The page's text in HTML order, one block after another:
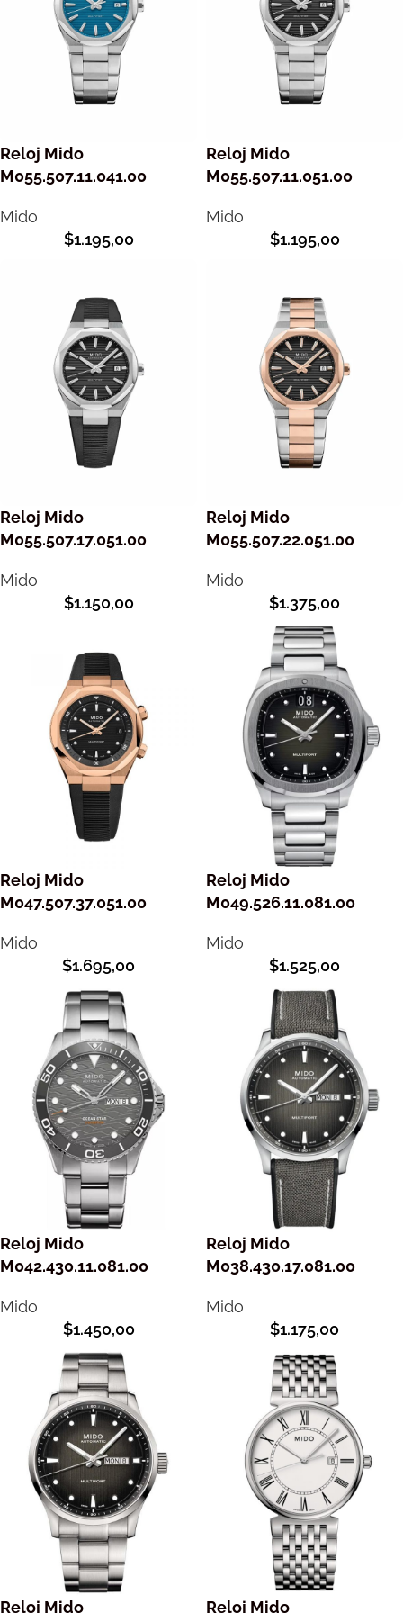
Reloj Mido
M055.507.11.041.00
Mido
$1.195,00
Reloj Mido
M055.507.11.051.00
Mido
$1.195,00
Reloj Mido
M055.507.17.051.00
Mido
$1.150,00
Reloj Mido
M055.507.22.051.00
Mido
$1.375,00
Reloj Mido
M047.507.37.051.00
Mido
$1.695,00
Reloj Mido
M049.526.11.081.00
Mido
$1.525,00
Reloj Mido
M042.430.11.081.00
Mido
$1.450,00
Reloj Mido
M038.430.17.081.00
Mido
$1.175,00
Reloj Mido Reloj Mido